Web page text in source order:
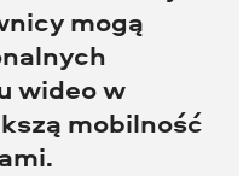
mogą
wideo w
mobilność